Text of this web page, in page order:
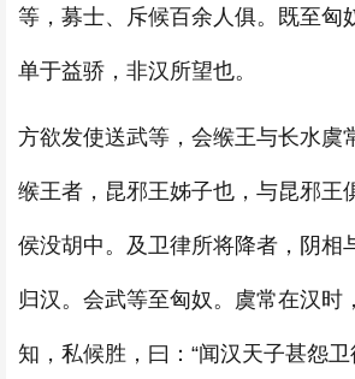
等，募士、斥候百余人俱。既至匈
单于益骄，非汉所望也。
方欲发使送武等，会缑王与长水虞
缑王者，昆邪王姊子也，与昆邪王
侯没胡中。及卫律所将降者，阴相
归汉。会武等至匈奴。虞常在汉时
知，私候胜，曰：“闻汉天子甚怨